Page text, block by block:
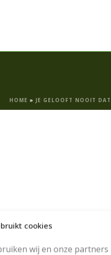
cookies
wij en onze partners
HOME » JE GELOOFT NOOIT